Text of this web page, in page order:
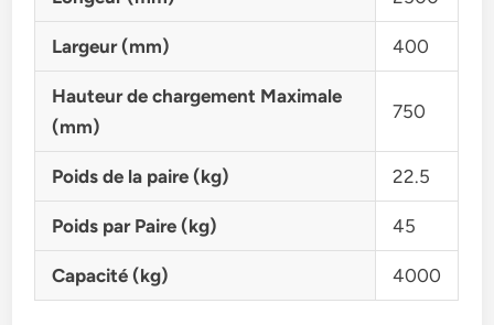
Largeur (mm) 400
Hauteur de chargement Maximale
(mm)
750
Poids de la paire (kg) 22.5
Poids par Paire (kg) 45
Capacité (kg) 4000